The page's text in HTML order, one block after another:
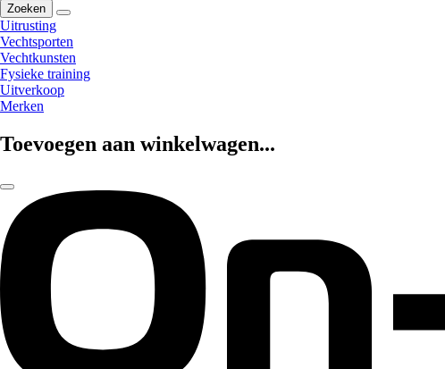
Zoeken
Uitrusting
Vechtsporten
Vechtkunsten
Fysieke training
Uitverkoop
Merken
Toevoegen aan winkelwagen...